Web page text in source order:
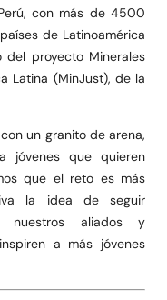
con más de 4500
de Latinoamérica
proyecto Minerales
Latina (MinJust), de la
un granito de arena,
jóvenes que quieren
que el reto es más
la idea de seguir
nuestros aliados y
a más jóvenes